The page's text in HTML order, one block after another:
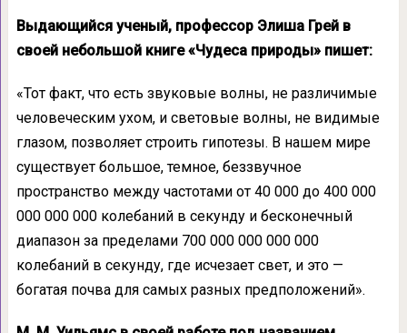
Выдающийся ученый, профессор Элиша Грей в
своей небольшой книге «Чудеса природы» пишет:
«Тот факт, что есть звуковые волны, не различимые
человеческим ухом, и световые волны, не видимые
глазом, позволяет строить гипотезы. В нашем мире
существует большое, темное, беззвучное
пространство между ча­стотами от 40 000 до 400 000
000 000 000 ко­лебаний в секунду и бесконечный
диапазон за пределами 700 000 000 000 000
колебаний в секунду, где исчезает свет, и это —
богатая почва для самых разных предположений».